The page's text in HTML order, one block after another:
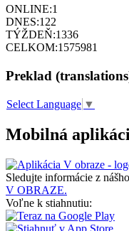
ONLINE:1
DNES:122
TÝŽDEŇ:1336
CELKOM:1575981
Preklad
Select Language ▼
Mobilná
Sledujte informácie z
V OBRAZE.
Voľne k stiahnutiu: